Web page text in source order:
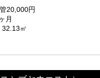
管20,000円
月
㎡